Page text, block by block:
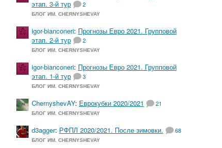
этап. 3-й тур
2
БЛОГ ИМ. CHERNYSHEVAY
igor-bianconeri: Прогнозы Евро 2021. Групповой
этап. 2-й тур
2
БЛОГ ИМ. CHERNYSHEVAY
igor-bianconeri: Прогнозы Евро 2021. Групповой
этап. 1-й тур
3
БЛОГ ИМ. CHERNYSHEVAY
ChernyshevAY: Еврокубки 2020/2021 21
БЛОГ ИМ. CHERNYSHEVAY
d3agger: РФПЛ 2020/2021. После зимовки. 68
БЛОГ ИМ. CHERNYSHEVAY